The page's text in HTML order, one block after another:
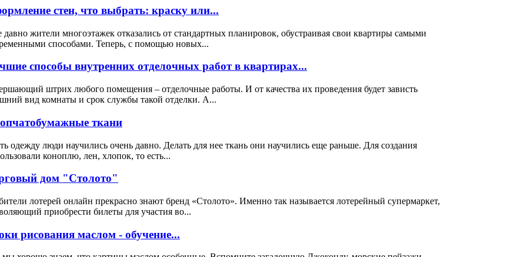
стен, что выбрать: краску или...
давно жители многоэтажек отказались от стандартных планировок, обустраивая свои квартиры самыми
способами. Теперь, с помощью новых...
способы внутренних отделочных работ в квартирах...
штрих любого помещения – отделочные работы. И от качества их проведения будет зависть
вид комнаты и срок службы такой отделки. А...
ткани
одежду люди научились очень давно. Делать для нее ткань они научились еще раньше. Для создания
коноплю, лен, хлопок, то есть...
дом "Столото"
лотерей онлайн прекрасно знают бренд «Столото». Именно так называется лотерейный супермаркет,
приобрести билеты для участия во...
рисования маслом - обучение...